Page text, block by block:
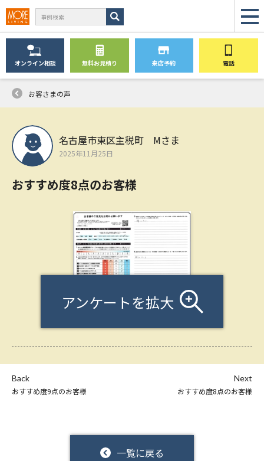
オンライン相談 無料お見積り 来店予約 電話
お客さまの声
名古屋市東区主税町 Mさま
2025年11月25日
おすすめ度8点のお客様
アンケートを拡大
Back
おすすめ度9点のお客様
一覧に戻る
Next
おすすめ度8点のお客様